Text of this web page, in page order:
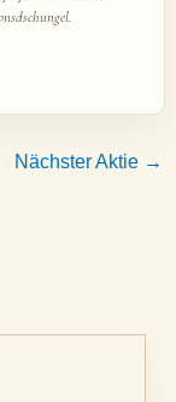
Nächster Aktie →